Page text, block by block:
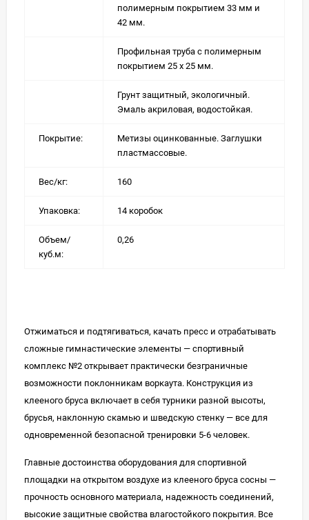
полимерным покрытием 33 мм и
42 мм.
Профильная труба с полимерным
покрытием 25 х 25 мм.
Грунт защитный, экологичный.
Эмаль акриловая, водостойкая.
Покрытие:
Метизы оцинкованные. Заглушки
пластмассовые.
Вес/кг: 160
Упаковка: 14 коробок
Объем/
куб.м:
0,26
Отжиматься и подтягиваться, качать пресс и отрабатывать
сложные гимнастические элементы — спортивный
комплекс №2 открывает практически безграничные
возможности поклонникам воркаута. Конструкция из
клееного бруса включает в себя турники разной высоты,
брусья, наклонную скамью и шведскую стенку — все для
одновременной безопасной тренировки 5-6 человек.
Главные достоинства оборудования для спортивной
площадки на открытом воздухе из клееного бруса сосны —
прочность основного материала, надежность соединений,
высокие защитные свойства влагостойкого покрытия. Все